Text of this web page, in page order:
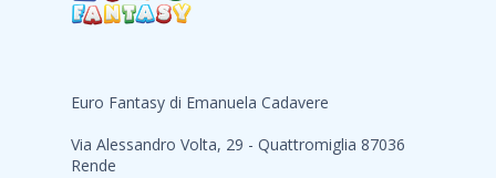
Euro Fantasy di Emanuela Cadavere
Via Alessandro Volta, 29 - Quattromiglia 87036
Rende